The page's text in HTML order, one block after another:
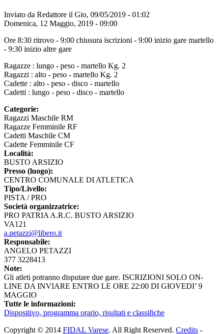
Inviato da Redattore il Gio, 09/05/2019 - 01:02
Domenica, 12 Maggio, 2019 - 09:00
Ore 8:30 ritrovo - 9:00 chiusura iscrizioni - 9:00 inizio gare martello
- 9:30 inizio altre gare
Ragazze : lungo - peso - martello Kg. 2
Ragazzi : alto - peso - martello Kg. 2
Cadette : alto - peso - disco - martello
Cadetti : lungo - peso - disco - martello
Categorie:
Ragazzi Maschile RM
Ragazze Femminile RF
Cadetti Maschile CM
Cadette Femminile CF
Località:
BUSTO ARSIZIO
Presso (luogo):
CENTRO COMUNALE DI ATLETICA
Tipo/Livello:
PISTA / PRO
Società organizzatrice:
PRO PATRIA A.R.C. BUSTO ARSIZIO
VA121
a.petazzi@libero.it
Responsabile:
ANGELO PETAZZI
377 3228413
Note:
Gli atleti potranno disputare due gare. ISCRIZIONI SOLO ON-
LINE DA INVIARE ENTRO LE ORE 22:00 DI GIOVEDI’ 9
MAGGIO
Tutte le informazioni:
Dispositivo, programma orario, risultati e classifiche
Copyright © 2014 FIDAL Varese. All Right Reserved. Credits -